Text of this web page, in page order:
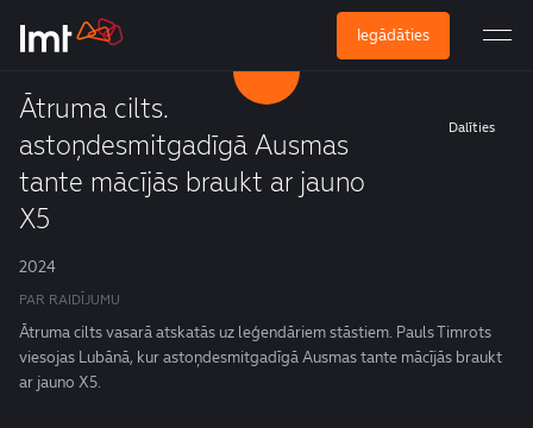
Iegādāties
Ātruma cilts.
astoņdesmitgadīgā Ausmas
tante mācījās braukt ar jauno
X5
Dalīties
2024
PAR RAIDĪJUMU
Ātruma cilts vasarā atskatās uz leģendāriem stāstiem. Pauls Timrots
viesojas Lubānā, kur astoņdesmitgadīgā Ausmas tante mācījās braukt
ar jauno X5.